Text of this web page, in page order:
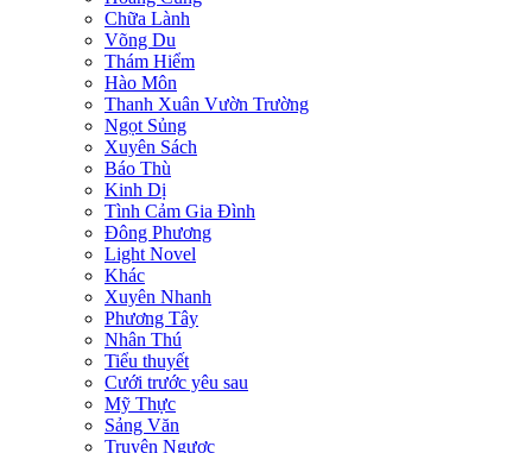
Chữa Lành
Võng Du
Thám Hiểm
Hào Môn
Thanh Xuân Vườn Trường
Ngọt Sủng
Xuyên Sách
Báo Thù
Kinh Dị
Tình Cảm Gia Đình
Đông Phương
Light Novel
Khác
Xuyên Nhanh
Phương Tây
Nhân Thú
Tiểu thuyết
Cưới trước yêu sau
Mỹ Thực
Sảng Văn
Truyện Ngược